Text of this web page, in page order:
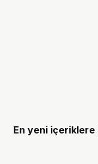
En yeni içeriklere